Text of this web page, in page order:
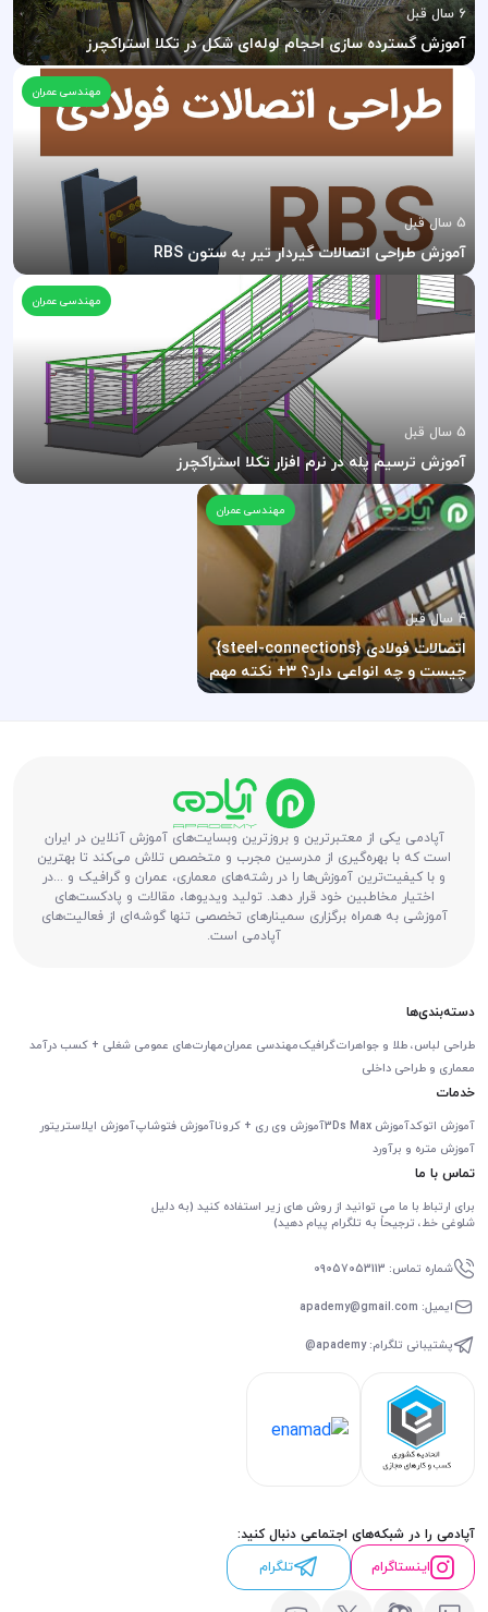
6 سال قبل
آموزش گسترده سازی احجام لوله‌ای شکل در تکلا استراکچرز
مهندسی عمران
5 سال قبل
آموزش طراحی اتصالات گیردار تیر به ستون RBS
مهندسی عمران
5 سال قبل
آموزش ترسیم پله در نرم افزار تکلا استراکچرز
مهندسی عمران
4 سال قبل
اتصالات فولادی {steel-connections}
چیست و چه انواعی دارد؟ 3+ نکته مهم
آپادمی یکی از معتبرترین و بروزترین وبسایت‌های آموزش آنلاین در ایران
است که با بهره‌گیری از مدرسین مجرب و متخصص تلاش می‌کند تا بهترین
و با کیفیت‌ترین آموزش‌ها را در رشته‌های معماری، عمران و گرافیک و ...در
اختیار مخاطبین خود قرار دهد. تولید ویدیوها، مقالات و پادکست‌های
آموزشی به همراه برگزاری سمینارهای تخصصی تنها گوشه‌ای از فعالیت‌های
آپادمی است.
دسته‌بندی‌ها
طراحی لباس، طلا و جواهراتگرافیکمهندسی عمرانمهارت‌های عمومی شغلی + کسب درآمد
معماری و طراحی داخلی
خدمات
آموزش اتوکدآموزش 3Ds Max آموزش وی ری + کروناآموزش فتوشاپآموزش ایلاستریتور
آموزش متره و برآورد
تماس با ما
برای ارتباط با ما می توانید از روش های زیر استفاده کنید (به دلیل
شلوغی خط، ترجیحاً به تلگرام پیام دهید)
شماره تماس: 09057053113
ایمیل: apademy@gmail.com
پشتیبانی تلگرام: apademy@
آپادمی را در شبکه‌های اجتماعی دنبال کنید:
اینستاگرام
تلگرام